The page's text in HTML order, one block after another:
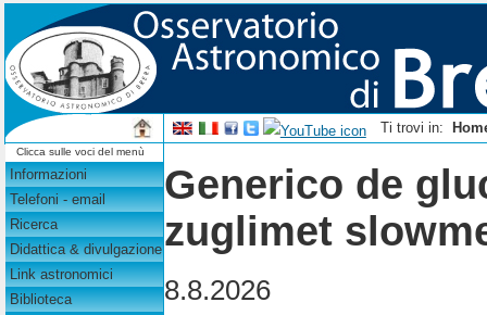
Ti trovi in:
Clicca sulle voci del menù
Informazioni
Telefoni - email
Ricerca
Didattica & divulgazione
Link astronomici
Biblioteca
Generico de
zuglimet
8.8.2026